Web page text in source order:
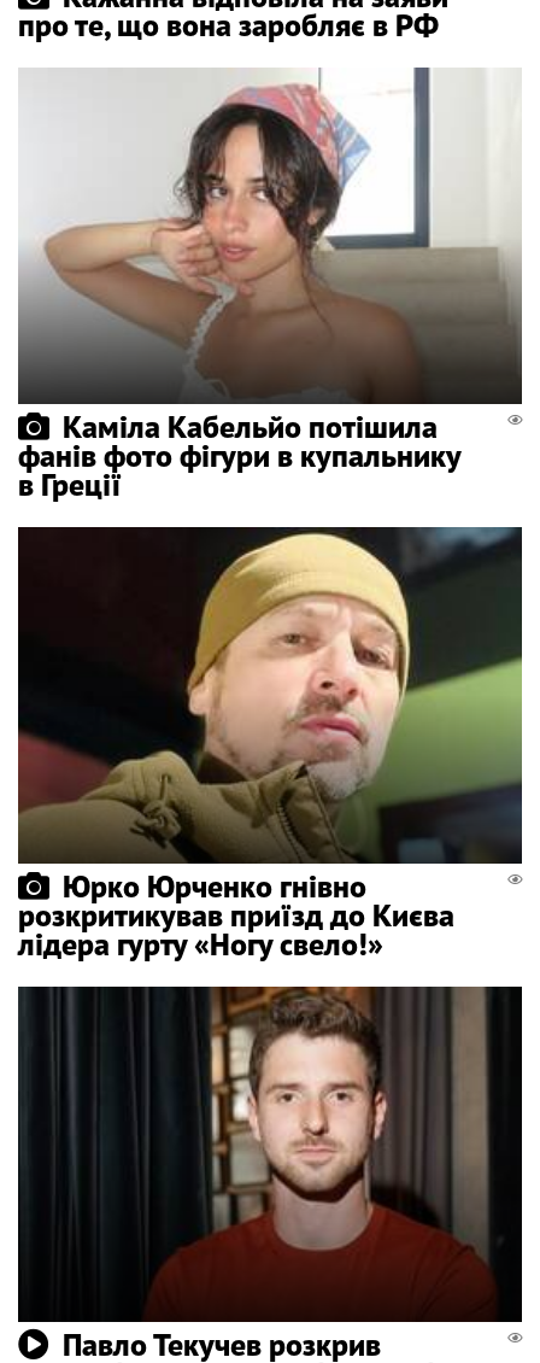
про те, що вона заробляє в РФ
Каміла Кабельйо потішила
фанів фото фігури в купальнику
в Греції
Юрко Юрченко гнівно
розкритикував приїзд до Києва
лідера гурту «Ногу свело!»
Павло Текучев розкрив